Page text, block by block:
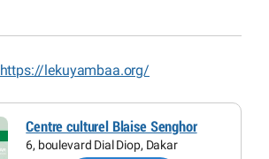
https://lekuyambaa.org/
Centre culturel Blaise Senghor
6, boulevard Dial Diop, Dakar